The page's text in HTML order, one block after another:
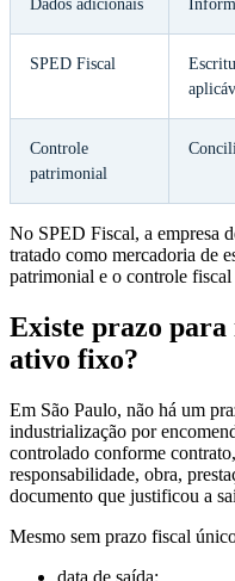
Dados adicionais
SPED Fiscal
Controle
patrimonial
No SPED Fiscal, a empresa
tratado como mercadoria de
patrimonial e o controle
Existe prazo para
ativo fixo?
Em São Paulo, não há um
industrialização por
controlado conforme
responsabilidade, obra,
documento que justificou a
Mesmo sem prazo fiscal
data de saída;